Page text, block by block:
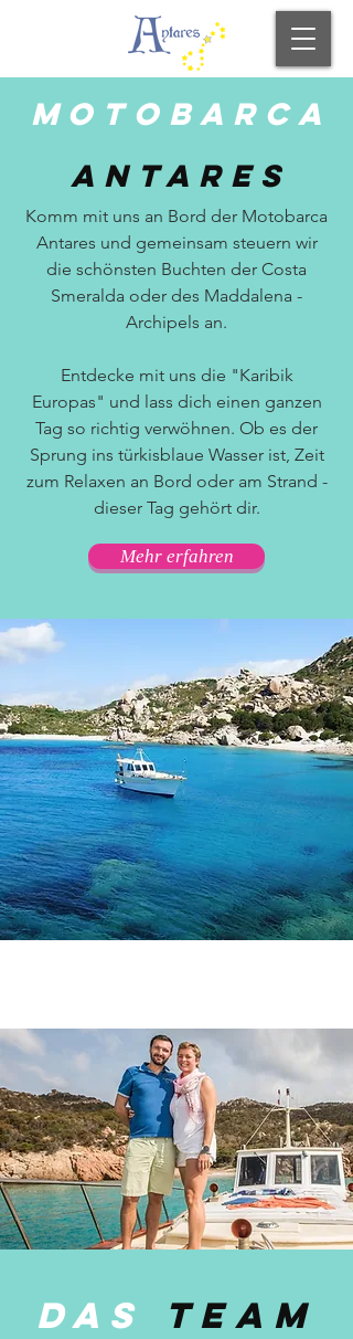
Motobarca
Antares
Komm mit uns an Bord der Motobarca
Antares und gemeinsam steuern wir
die schönsten Buchten der Costa
Smeralda oder des Maddalena -
Archipels an.
Entdecke mit uns die "Karibik
Europas" und lass dich einen ganzen
Tag so richtig verwöhnen. Ob es der
Sprung ins türkisblaue Wasser ist, Zeit
zum Relaxen an Bord oder am Strand -
dieser Tag gehört dir.
Mehr erfahren
Das Team